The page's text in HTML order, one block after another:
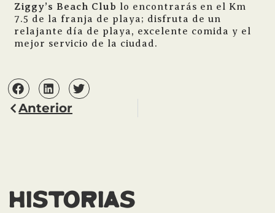
Ziggy’s Beach Club lo encontrarás en el Km
7.5 de la franja de playa; disfruta de un
relajante día de playa, excelente comida y el
mejor servicio de la ciudad.
Anterior
HISTORIAS